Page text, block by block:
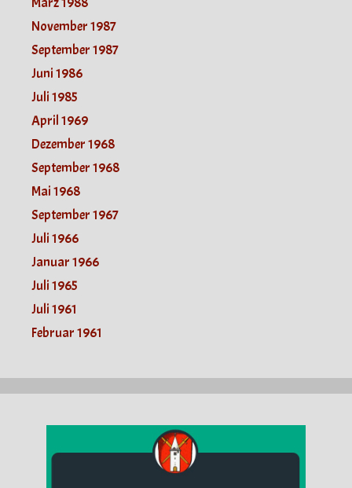
November 1987
September 1987
Juni 1986
Juli 1985
April 1969
Dezember 1968
September 1968
Mai 1968
September 1967
Juli 1966
Januar 1966
Juli 1965
Juli 1961
Februar 1961